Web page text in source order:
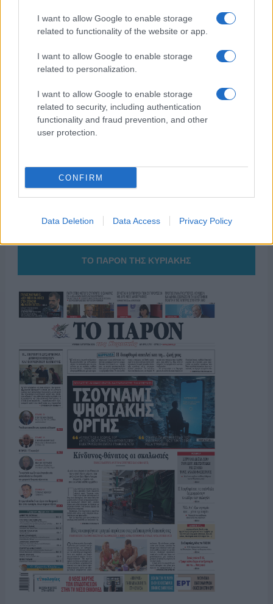
I want to allow Google to enable storage
related to functionality of the website or app.
I want to allow Google to enable storage
related to personalization.
I want to allow Google to enable storage
related to security, including authentication
functionality and fraud prevention, and other
user protection.
CONFIRM
Data Deletion Data Access Privacy Policy
της Ζωής μας
Οι άνθρωποι, οι αυθεντικές ιστορίες,
το ελληνικό καλοκαίρι και ένας
ΟΣΑ ΧΡΕΙΑΖΕΣΑΙ
ΓΙΑ ΤΟ ΚΑΛΟΚΑΙΡΙ ΣΟΥ →
ΤΟ ΠΑΡΟΝ ΤΗΣ ΚΥΡΙΑΚΗΣ